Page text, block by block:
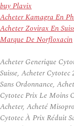
buy Plavix
Acheter Kamagra En
Acheter Zovirax En
Marque De Norfloxacin
Acheter Generique
Suisse, Acheter
Sans Ordonnance,
Cytotec Prix Le Moins
Acheter, Acheté
Cytotec À Prix Réduit